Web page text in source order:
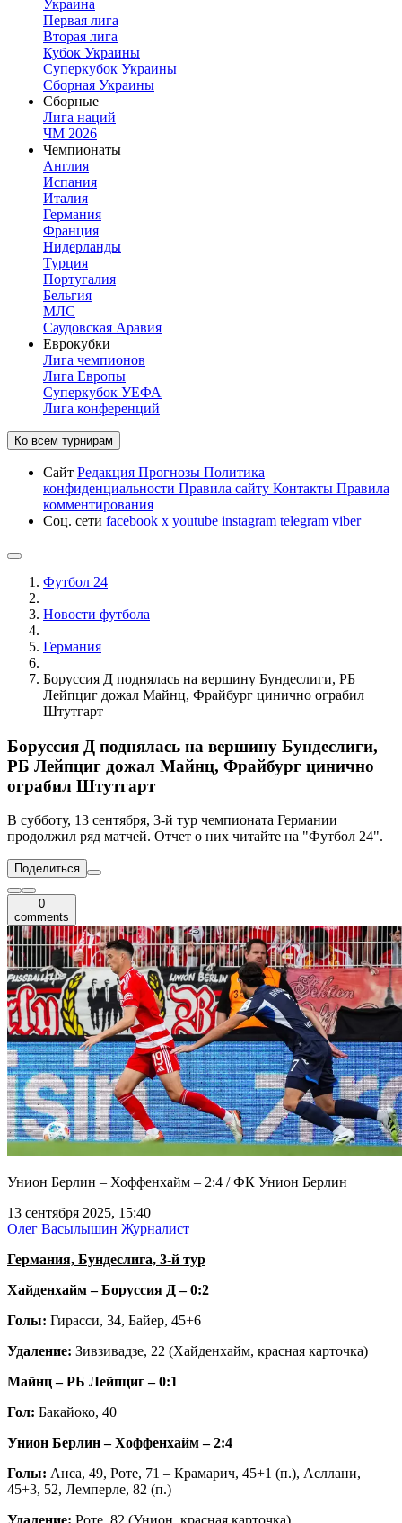
Украина
Первая лига
Вторая лига
Кубок Украины
Суперкубок Украины
Сборная Украины
Сборные
Лига наций
ЧМ 2026
Чемпионаты
Англия
Испания
Италия
Германия
Франция
Нидерланды
Турция
Португалия
Бельгия
МЛС
Саудовская Аравия
Еврокубки
Лига чемпионов
Лига Европы
Суперкубок УЕФА
Лига конференций
Ко всем турнирам
Сайт Редакция Прогнозы Политика
конфиденциальности Правила сайту Контакты Правила
комментирования
Соц. сети facebook x youtube instagram telegram viber
Футбол 24
Новости футбола
Германия
Боруссия Д поднялась на вершину Бундеслиги, РБ
Лейпциг дожал Майнц, Фрайбург цинично ограбил
Штутгарт
Боруссия Д поднялась на вершину Бундеслиги,
РБ Лейпциг дожал Майнц, Фрайбург цинично
ограбил Штутгарт
В субботу, 13 сентября, 3-й тур чемпионата Германии
продолжил ряд матчей. Отчет о них читайте на "Футбол 24".
Поделиться
0
comments
Унион Берлин – Хоффенхайм – 2:4 / ФК Унион Берлин
13 сентября 2025, 15:40
Олег Васылышин Журналист
Германия, Бундеслига, 3-й тур
Хайденхайм – Боруссия Д – 0:2
Голы: Гирасси, 34, Байер, 45+6
Удаление: Зивзивадзе, 22 (Хайденхайм, красная карточка)
Майнц – РБ Лейпциг – 0:1
Гол: Бакайоко, 40
Унион Берлин – Хоффенхайм – 2:4
Голы: Анса, 49, Роте, 71 – Крамарич, 45+1 (п.), Асллани,
45+3, 52, Лемперле, 82 (п.)
Удаление: Роте, 82 (Унион, красная карточка)